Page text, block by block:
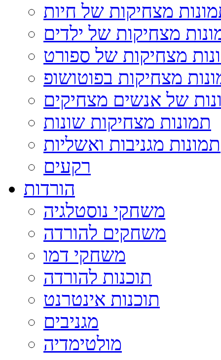
מצחיקות של חיות
מצחיקות של ילדים
מצחיקות של ספורט
מצחיקות בפוטושופ
של אנשים מצחיקים
תמונות מצחיקות שונות
תמונות מגניבות ואשליות
רקעים
הורדות
משחקי נוסטלגיה
משחקים להורדה
משחקי דמו
תוכנות להורדה
תוכנות אינטרנט
מגניבים
מולטימדיה